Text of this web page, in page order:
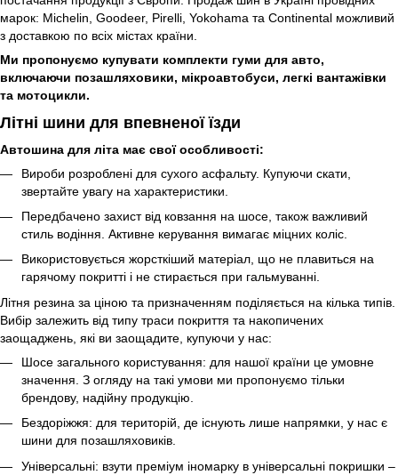
марок: Michelin, Goodeer, Pirelli, Yokohama та Continental можливий
з доставкою по всіх містах країни.
Ми пропонуємо купувати комплекти гуми для авто,
включаючи позашляховики, мікроавтобуси, легкі вантажівки
та мотоцикли.
Літні шини для впевненої їзди
Автошина для літа має свої особливості:
Вироби розроблені для сухого асфальту. Купуючи скати,
звертайте увагу на характеристики.
Передбачено захист від ковзання на шосе, також важливий
стиль водіння. Активне керування вимагає міцних коліс.
Використовується жорсткіший матеріал, що не плавиться на
гарячому покритті і не стирається при гальмуванні.
Літня резина за ціною та призначенням поділяється на кілька типів.
Вибір залежить від типу траси покриття та накопичених
заощаджень, які ви заощадите, купуючи у нас:
Шосе загального користування: для нашої країни це умовне
значення. З огляду на такі умови ми пропонуємо тільки
брендову, надійну продукцію.
Бездоріжжя: для територій, де існують лише напрямки, у нас є
шини для позашляховиків.
Універсальні: взути преміум іномарку в універсальні покришки –